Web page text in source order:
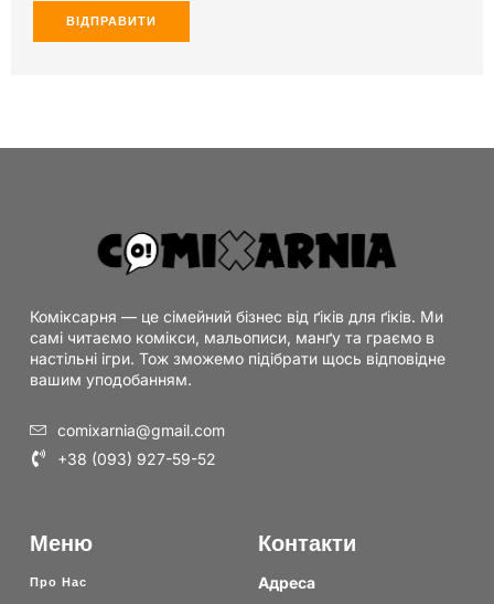
Коміксарня — це сімейний бізнес від ґіків для ґіків. Ми
самі читаємо комікси, мальописи, манґу та граємо в
настільні ігри. Тож зможемо підібрати щось відповідне
вашим уподобанням.
comixarnia@gmail.com
+38 (093) 927-59-52
Меню
Про Нас
Контакти
Адреса